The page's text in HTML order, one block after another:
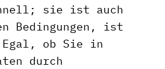
sie ist auch
Bedingungen, ist
ob Sie in
durch